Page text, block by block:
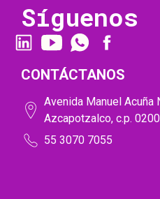
Síguenos
CONTÁCTANOS
Avenida Manuel Acuña
Azcapotzalco, c.p.
55 3070 7055